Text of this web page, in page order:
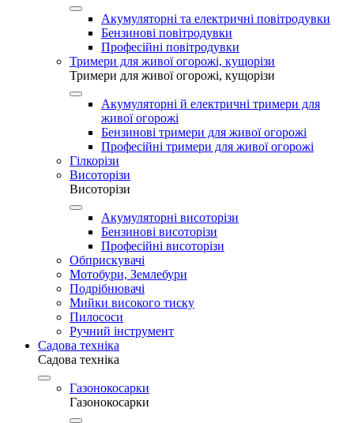
Акумуляторні та електричні повітродувки
Бензинові повітродувки
Професійні повітродувки
Тримери для живої огорожі, кущорізи
Тримери для живої огорожі, кущорізи
Акумуляторні й електричні тримери для
живої огорожі
Бензинові тримери для живої огорожі
Професійні тримери для живої огорожі
Гілкорізи
Висоторізи
Висоторізи
Акумуляторні висоторізи
Бензинові висоторізи
Професійні висоторізи
Обприскувачі
Мотобури, Землебури
Подрібнювачі
Мийки високого тиску
Пилососи
Ручний інструмент
Садова техніка
Садова техніка
Газонокосарки
Газонокосарки